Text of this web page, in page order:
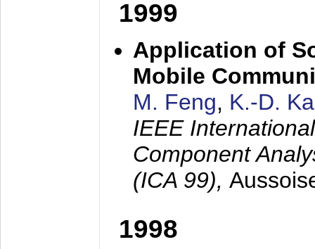
1999
Application of
Mobile
M. Feng, K.-D.
IEEE
Component
(ICA 99),
1998